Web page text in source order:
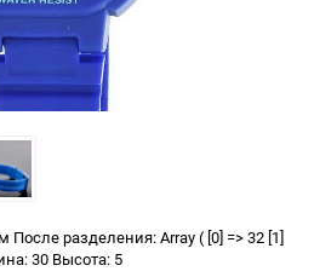
разделения: Array ( [0] => 32 [1]
30 Высота: 5